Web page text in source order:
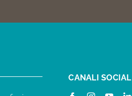
CANALI SOCIAL